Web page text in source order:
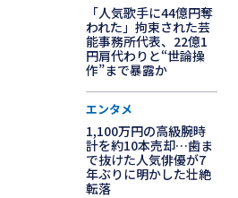
「人気歌手に44億円奪
われた」拘束された芸
能事務所代表、22億1
円肩代わりと“世論操
作”まで暴露か
エンタメ
1,100万円の高級腕時
計を約10本売却…歯ま
で抜けた人気俳優が7
年ぶりに明かした壮絶
転落